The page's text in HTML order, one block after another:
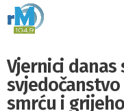
Vjernici danas
smrću i